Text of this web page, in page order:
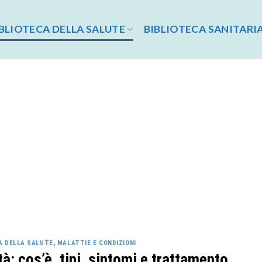
DELLA SALUTE BIBLIOTECA
DELLA SALUTE, MALATTIE E CONDIZIONI